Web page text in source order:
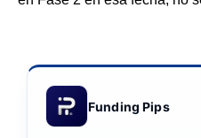
Funding Pips